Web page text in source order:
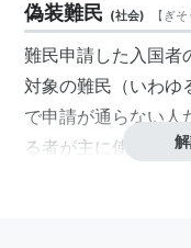
偽装難民 (社会) 【ぎそ
難民申請した入国者
対象の難民（いわゆ
で申請が通らない人
る者が主に使う呼称